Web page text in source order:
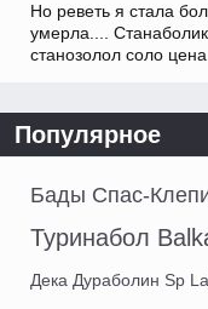
Но реветь я стала
умерла....
станозолол соло
Популярное
Бады Спас-
Туринабол
Дека Дураболин Sp